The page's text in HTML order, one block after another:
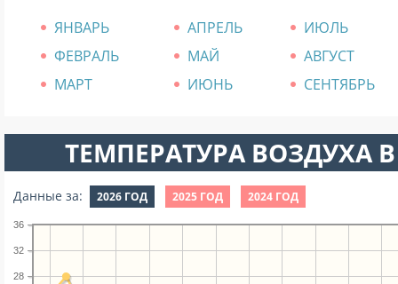
ЯНВАРЬ АПРЕЛЬ
ИЮЛЬ
ФЕВРАЛЬ
МАЙ
АВГУСТ
МАРТ
ИЮНЬ СЕНТЯБРЬ
ТЕМПЕРАТУРА ВОЗДУХА
Данные за: 2026 ГОД 2025 ГОД 2024 ГОД
28
32
36